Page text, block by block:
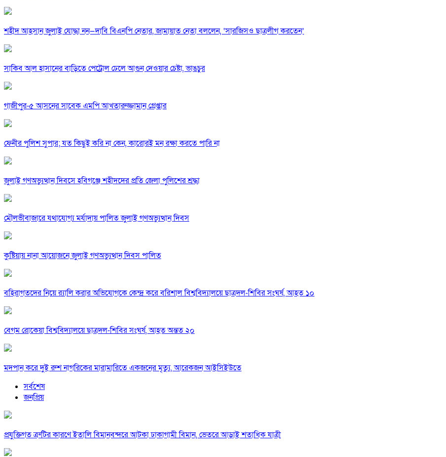
শহীদ আহসান জুলাই যোদ্ধা নন—দাবি বিএনপি নেতার, জামায়াত নেতা বললেন, ‘সারজিসও ছাত্রলীগ করতেন’
সাকিব আল হাসানের বাড়িতে পেট্রোল ঢেলে আগুন দেওয়ার চেষ্টা, ভাঙচুর
গাজীপুর-৫ আসনের সাবেক এমপি আখতারুজ্জামান গ্রেপ্তার
ফেনীর পুলিশ সুপার; যত কিছুই করি না কেন, কারোরই মন রক্ষা করতে পারি না
জুলাই গণঅভ্যুত্থান দিবসে হবিগঞ্জে শহীদদের প্রতি জেলা পুলিশের শ্রদ্ধা
মৌলভীবাজারে যথাযোগ্য মর্যাদায় পালিত জুলাই গণঅভ্যুত্থান দিবস
কুষ্টিয়ায় নানা আয়োজনে জুলাই গণঅভ্যুত্থান দিবস পালিত
বহিরাগতদের নিয়ে র‍্যালি করার অভিযোগকে কেন্দ্র করে বরিশাল বিশ্ববিদ্যালয়ে ছাত্রদল-শিবির সংঘর্ষ, আহত ১০
বেগম রোকেয়া বিশ্ববিদ্যালয়ে ছাত্রদল-শিবির সংঘর্ষ, আহত অন্তত ২০
মদপান করে দুই রুশ নাগরিকের মারামারিতে একজনের মৃত্যু, আরেকজন আইসিইউতে
সর্বশেষ
জনপ্রিয়
প্রযুক্তিগত ত্রুটির কারণে ইতালি বিমানবন্দরে আটকা ঢাকাগামী বিমান, ভেতরে আড়াই শতাধিক যাত্রী